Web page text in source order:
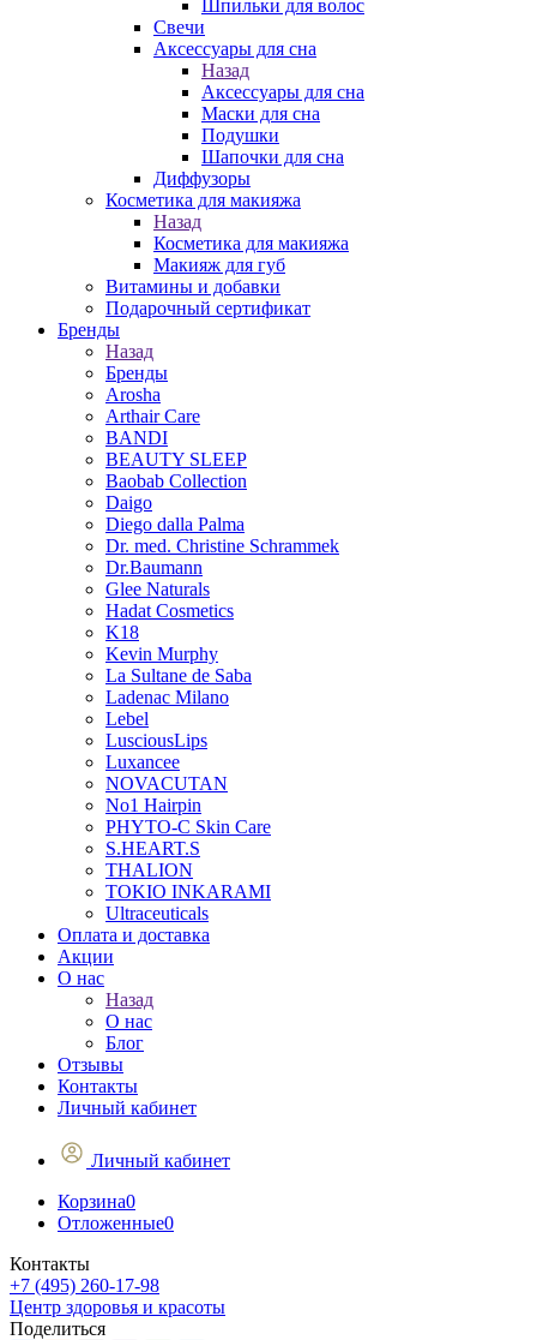
Шпильки для волос
Свечи
Аксессуары для сна
Назад
Аксессуары для сна
Маски для сна
Подушки
Шапочки для сна
Диффузоры
Косметика для макияжа
Назад
Косметика для макияжа
Макияж для губ
Витамины и добавки
Подарочный сертификат
Бренды
Назад
Бренды
Arosha
Arthair Care
BANDI
BEAUTY SLEEP
Baobab Collection
Daigo
Diego dalla Palma
Dr. med. Christine Schrammek
Dr.Baumann
Glee Naturals
Hadat Cosmetics
K18
Kevin Murphy
La Sultane de Saba
Ladenac Milano
Lebel
LusciousLips
Luxancee
NOVACUTAN
No1 Hairpin
PHYTO-C Skin Care
S.HEART.S
THALION
TOKIO INKARAMI
Ultraceuticals
Оплата и доставка
Акции
О нас
Назад
О нас
Блог
Отзывы
Контакты
Личный кабинет
Личный кабинет
Корзина0
Отложенные0
Контакты
+7 (495) 260-17-98
Центр здоровья и красоты
Поделиться